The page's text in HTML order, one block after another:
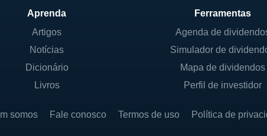
ocorreu em um período em que o mercado
significativas, com muitas novas instituições
e se tornar um pilar na comunidade local.
instituições financeiras menores. Essa
Aprenda
Artigos
Notícias
Dicionário
Livros
Ferramentas
Agenda de
Simulador de
Mapa de dividendos
Perfil de investidor
somos Fale conosco Termos de uso Política de